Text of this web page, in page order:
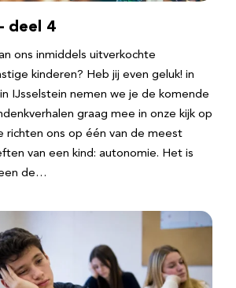
deel 4
ons inmiddels uitverkochte
kinderen? Heb jij even geluk! in
IJsselstein nemen we je de komende
graag mee in onze kijk op
richten ons op één van de meest
van een kind: autonomie. Het is
de…